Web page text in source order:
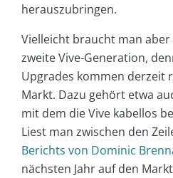
herauszubringen.
Vielleicht braucht man
zweite Vive-Generation,
Upgrades kommen derzeit
Markt. Dazu gehört etwa
mit dem die Vive kabellos
Liest man zwischen den
Berichts von Dominic
nächsten Jahr auf den